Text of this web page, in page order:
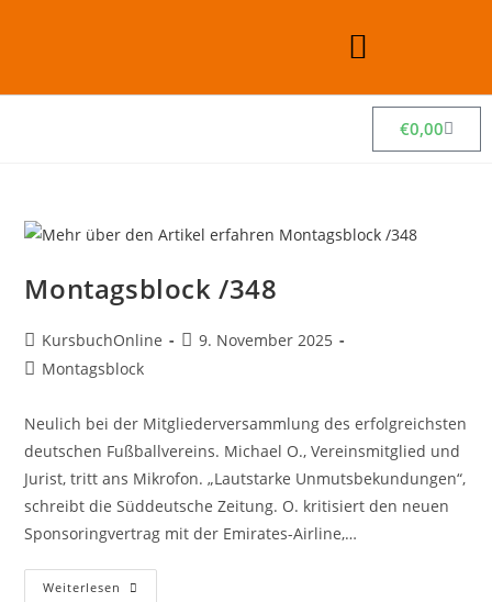
€0,00
Montagsblock /348
KursbuchOnline
9. November 2025
Montagsblock
Neulich bei der Mitgliederversammlung des erfolgreichsten
deutschen Fußballvereins. Michael O., Vereinsmitglied und
Jurist, tritt ans Mikrofon. „Lautstarke Unmutsbekundungen“,
schreibt die Süddeutsche Zeitung. O. kritisiert den neuen
Sponsoringvertrag mit der Emirates-Airline,…
Weiterlesen